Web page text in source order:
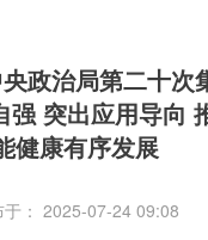
政治局第二十次
强 突出应用导向
健康有序发展
于： 2025-07-24 09:08